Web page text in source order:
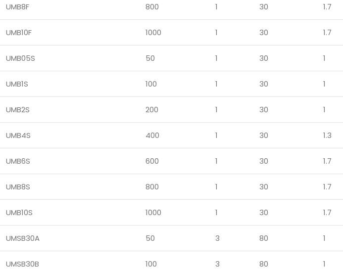
UMB8F 800 1 30 1.7
UMB10F 1000 1 30 1.7
UMB05S 50 1 30 1
UMB1S 100 1 30 1
UMB2S 200 1 30 1
UMB4S 400 1 30 1.3
UMB6S 600 1 30 1.7
UMB8S 800 1 30 1.7
UMB10S 1000 1 30 1.7
UMSB30A 50 3 80 1
UMSB30B 100 3 80 1